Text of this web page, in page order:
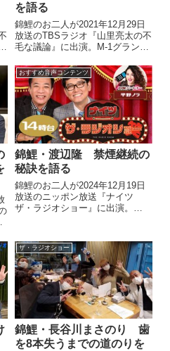
を語る
錦鯉のお二人が2021年12月29日
放送のTBSラジオ『山里亮太の不
毛な議論』に出演。M-1グランプ
後に号泣した件について話してい
ました。
おすすめ音声コンテンツ
錦鯉・渡辺隆 禁煙継続の
秘訣を語る
錦鯉のお二人が2024年12月19日
放送のニッポン放送『ナイツ
ザ・ラジオショー』に出演。
していると語り、その継続の秘訣
を話していました。
ザ・ラジオショー
錦鯉・長谷川まさのり 歯
を8本失うまでの道のりを